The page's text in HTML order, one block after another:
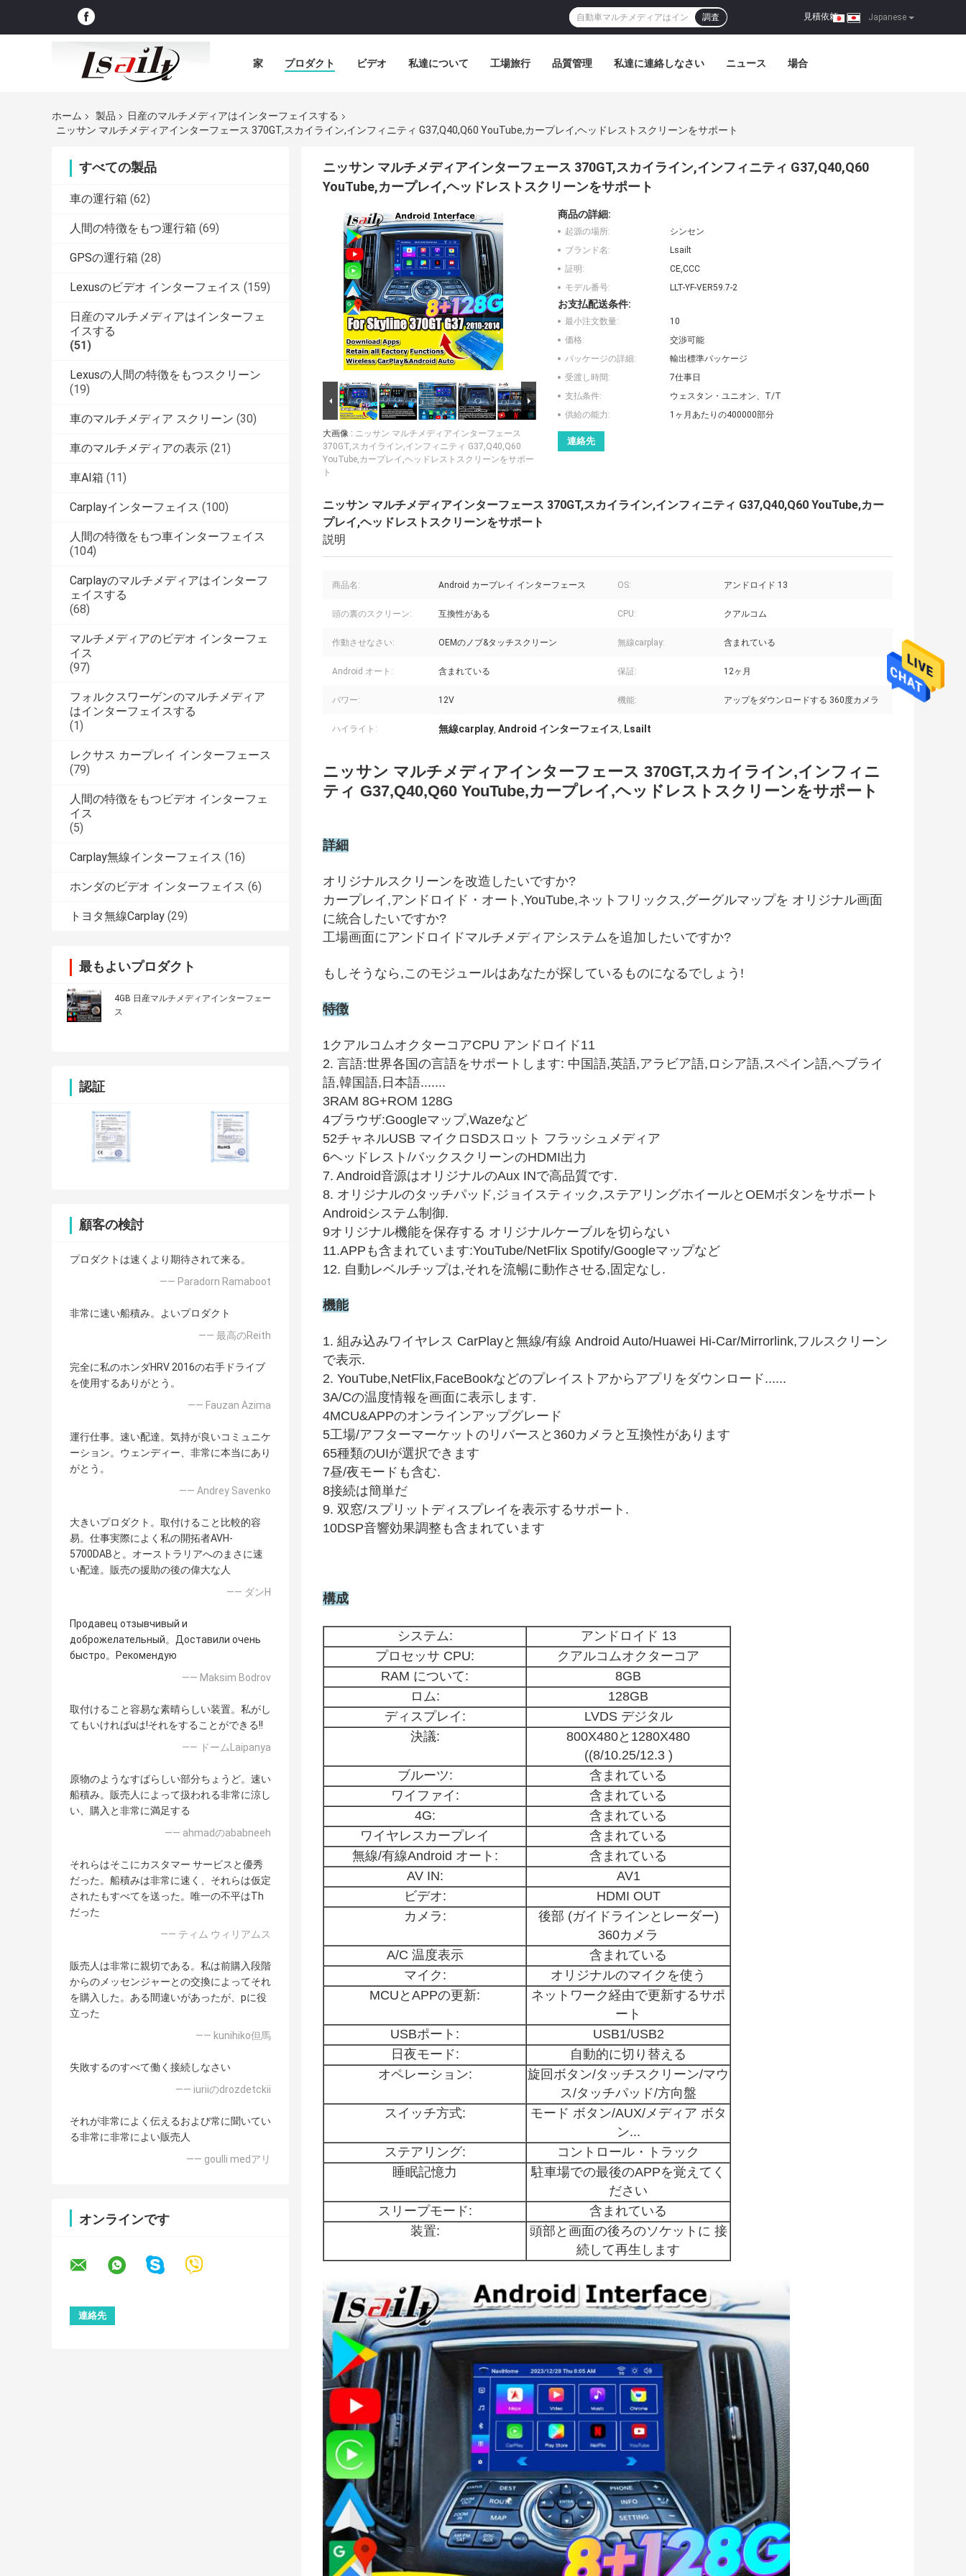
Japanese
見積依頼 |
調査
家 プロダクト ビデオ 私達について 工場旅行 品質管理 私達に連絡しなさい ニュース 場合
ホーム 製品
日産のマルチメディアはインターフェイスする
ニッサン マルチメディアインターフェース 370GT,スカイライン,インフィニティ G37,Q40,Q60 YouTube,カープレイ,ヘッドレストスクリーンをサポート
すべての製品
車の運行箱 (62)
人間の特徴をもつ運行箱 (69)
GPSの運行箱 (28)
Lexusのビデオ インターフェイス (159)
日産のマルチメディアはインターフェ
イスする
(51)
Lexusの人間の特徴をもつスクリーン
(19)
車のマルチメディア スクリーン (30)
車のマルチメディアの表示 (21)
車AI箱 (11)
Carplayインターフェイス (100)
人間の特徴をもつ車インターフェイス
(104)
Carplayのマルチメディアはインターフ
ェイスする
(68)
マルチメディアのビデオ インターフェ
イス
(97)
フォルクスワーゲンのマルチメディア
はインターフェイスする
(1)
レクサス カープレイ インターフェース
(79)
人間の特徴をもつビデオ インターフェ
イス
(5)
Carplay無線インターフェイス (16)
ホンダのビデオ インターフェイス (6)
トヨタ無線Carplay (29)
最もよいプロダクト
4GB 日産マルチメディアインターフェー
ス
認証
顧客の検討
プロダクトは速くより期待されて来る。
—— Paradorn Ramaboot
非常に速い船積み。よいプロダクト
—— 最高のReith
完全に私のホンダHRV 2016の右手ドライブ
を使用するありがとう。
—— Fauzan Azima
運行仕事。速い配達。気持が良いコミュニケ
ーション。ウェンディー、非常に本当にあり
がとう。
—— Andrey Savenko
大きいプロダクト。取付けること比較的容
易。仕事実際によく私の開拓者AVH-
5700DABと。オーストラリアへのまさに速
い配達。販売の援助の後の偉大な人
—— ダンH
Продавец отзывчивый и
доброжелательный。Доставили очень
быстро。Рекомендую
—— Maksim Bodrov
取付けること容易な素晴らしい装置。私がし
てもいければuは!それをすることができる!!
—— ドームLaipanya
原物のようなすばらしい部分ちょうど。速い
船積み。販売人によって扱われる非常に涼し
い、購入と非常に満足する
—— ahmadのababneeh
それらはそこにカスタマー サービスと優秀
だった。船積みは非常に速く、それらは仮定
されたもすべてを送った。唯一の不平はTh
だった
—— ティム ウィリアムス
販売人は非常に親切である。私は前購入段階
からのメッセンジャーとの交換によってそれ
を購入した。ある間違いがあったが、pに役
立った
—— kunihiko但馬
失敗するのすべて働く接続しなさい
—— iuriiのdrozdetckii
それが非常によく伝えるおよび常に聞いてい
る非常に非常によい販売人
—— goulli medアリ
オンラインです
ニッサン マルチメディアインターフェース 370GT,スカイライン,インフィニティ G37,Q40,Q60
YouTube,カープレイ,ヘッドレストスクリーンをサポート
大画像 : ニッサン マルチメディアインターフェース
370GT,スカイライン,インフィニティ G37,Q40,Q60
YouTube,カープレイ,ヘッドレストスクリーンをサポー
ト
商品の詳細:
起源の場所:
シンセン
ブランド名:
Lsailt
証明:
CE,CCC
モデル番号:
LLT-YF-VER59.7-2
お支払配送条件:
最小注文数量:
10
価格:
交渉可能
パッケージの詳細:
輸出標準パッケージ
受渡し時間:
7仕事日
支払条件:
ウェスタン・ユニオン、T/T
供給の能力:
1ヶ月あたりの400000部分
連絡先
ニッサン マルチメディアインターフェース 370GT,スカイライン,インフィニティ G37,Q40,Q60 YouTube,カー
プレイ,ヘッドレストスクリーンをサポート
説明
商品名: Android カープレイ インターフェース OS: アンドロイド 13
頭の裏のスクリーン: 互換性がある CPU: クアルコム
作動させなさい: OEMのノブ&タッチスクリーン 無線carplay: 含まれている
Android オート: 含まれている 保証: 12ヶ月
パワー: 12V 機能: アップをダウンロードする 360度カメラ
ハイライト: 無線carplay Android インターフェイス Lsailt
ニッサン マルチメディアインターフェース 370GT,スカイライン,インフィニ
ティ G37,Q40,Q60 YouTube,カープレイ,ヘッドレストスクリーンをサポート
詳細
オリジナルスクリーンを改造したいですか?
カープレイ,アンドロイド・オート,YouTube,ネットフリックス,グーグルマップを オリジナル画面
に統合したいですか?
工場画面にアンドロイドマルチメディアシステムを追加したいですか?
もしそうなら,このモジュールはあなたが探しているものになるでしょう!
特徴
1クアルコムオクターコアCPU アンドロイド11
2. 言語:世界各国の言語をサポートします: 中国語,英語,アラビア語,ロシア語,スペイン語,ヘブライ
語,韓国語,日本語.......
3RAM 8G+ROM 128G
4ブラウザ:Googleマップ,Wazeなど
52チャネルUSB マイクロSDスロット フラッシュメディア
6ヘッドレスト/バックスクリーンのHDMI出力
7. Android音源はオリジナルのAux INで高品質です.
8. オリジナルのタッチパッド,ジョイスティック,ステアリングホイールとOEMボタンをサポート
Androidシステム制御.
9オリジナル機能を保存する オリジナルケーブルを切らない
11.APPも含まれています:YouTube/NetFlix Spotify/Googleマップなど
12. 自動レベルチップは,それを流暢に動作させる,固定なし.
機能
1. 組み込みワイヤレス CarPlayと無線/有線 Android Auto/Huawei Hi-Car/Mirrorlink,フルスクリーン
で表示.
2. YouTube,NetFlix,FaceBookなどのプレイストアからアプリをダウンロード......
3A/Cの温度情報を画面に表示します.
4MCU&APPのオンラインアップグレード
5工場/アフターマーケットのリバースと360カメラと互換性があります
65種類のUIが選択できます
7昼/夜モードも含む.
8接続は簡単だ
9. 双窓/スプリットディスプレイを表示するサポート.
10DSP音響効果調整も含まれています
構成
システム:
アンドロイド 13
プロセッサ CPU:
クアルコムオクターコア
RAM について:
8GB
ロム:
128GB
ディスプレイ:
LVDS デジタル
決議:
800X480と1280X480
((8/10.25/12.3 )
ブルーツ:
含まれている
ワイファイ:
含まれている
4G:
含まれている
ワイヤレスカープレイ
含まれている
無線/有線Android オート:
含まれている
AV IN:
AV1
ビデオ:
HDMI OUT
カメラ:
後部 (ガイドラインとレーダー)
360カメラ
A/C 温度表示
含まれている
マイク:
オリジナルのマイクを使う
MCUとAPPの更新:
ネットワーク経由で更新するサポ
ート
USBポート:
USB1/USB2
日夜モード:
自動的に切り替える
オペレーション:
旋回ボタン/タッチスクリーン/マウ
ス/タッチパッド/方向盤
スイッチ方式:
モード ボタン/AUX/メディア ボタ
ン...
ステアリング:
コントロール・トラック
睡眠記憶力
駐車場での最後のAPPを覚えてく
ださい
スリープモード:
含まれている
装置:
頭部と画面の後ろのソケットに 接
続して再生します